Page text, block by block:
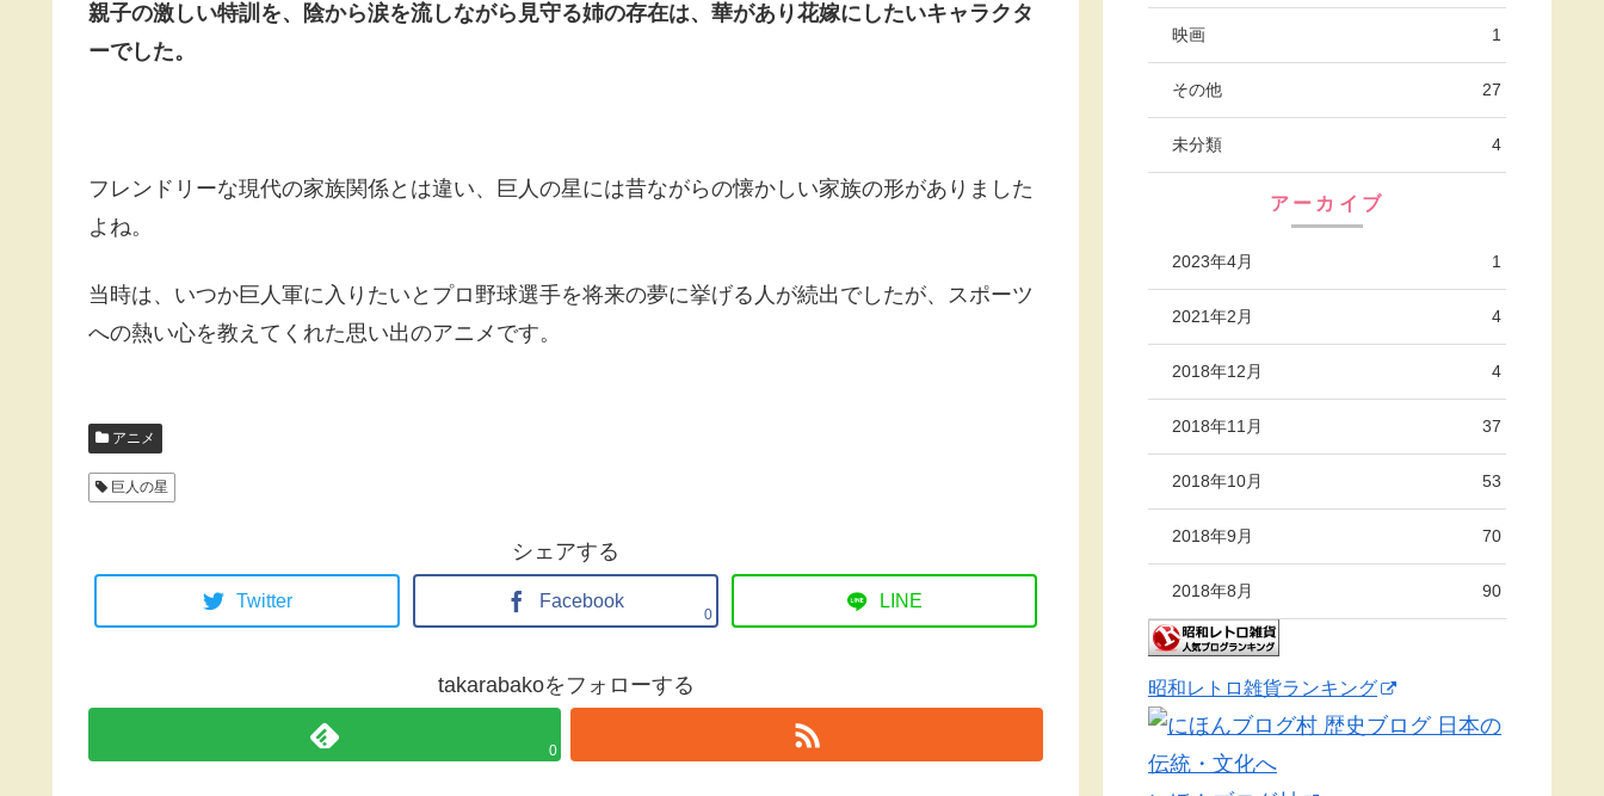
親子の激しい特訓を、陰から涙を流しながら見守る姉の存在は、華があり花嫁にしたいキャラクタ
ーでした。
フレンドリーな現代の家族関係とは違い、巨人の星には昔ながらの懐かしい家族の形がありました
よね。
当時は、いつか巨人軍に入りたいとプロ野球選手を将来の夢に挙げる人が続出でしたが、スポーツ
への熱い心を教えてくれた思い出のアニメです。
アニメ
巨人の星
シェアする
Twitter Facebook
0
LINE
takarabakoをフォローする
0
映画 1
その他 27
未分類 4
アーカイブ
2023年4月 1
2021年2月 4
2018年12月 4
2018年11月 37
2018年10月 53
2018年9月 70
2018年8月 90
昭和レトロ雑貨ランキング